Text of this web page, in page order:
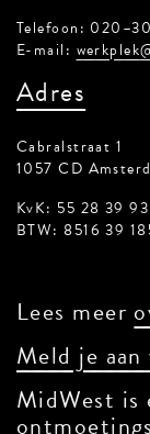
Telefoon:
E-mail:
Adres
Cabralstraat 1
1057 CD
KvK: 55 28 39 93
BTW: 8516 39
Lees meer
Meld je
MidWest is